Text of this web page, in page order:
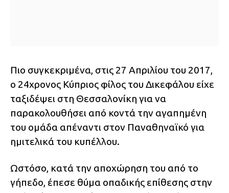
Πιο συγκεκριμένα, στις 27 Απριλίου του 2017,
ο 24χρονος Κύπριος φίλος του Δικεφάλου είχε
ταξιδέψει στη Θεσσαλονίκη για να
παρακολουθήσει από κοντά την αγαπημένη
του ομάδα απέναντι στον Παναθηναϊκό για
ημιτελικά του κυπέλλου.
Ωστόσο, κατά την αποχώρηση του από το
γήπεδο, έπεσε θύμα οπαδικής επίθεσης στην